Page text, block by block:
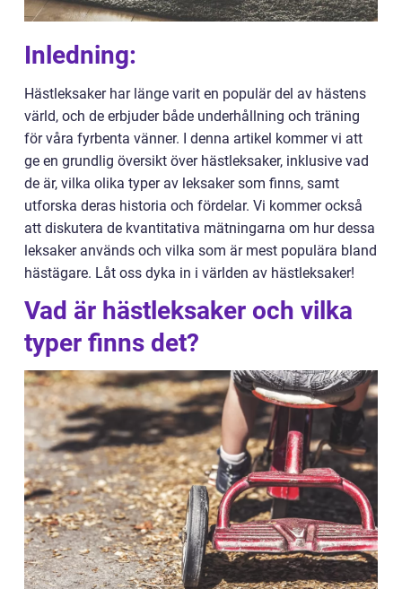
Inledning:
Hästleksaker har länge varit en populär del av hästens
värld, och de erbjuder både underhållning och träning
för våra fyrbenta vänner. I denna artikel kommer vi att
ge en grundlig översikt över hästleksaker, inklusive vad
de är, vilka olika typer av leksaker som finns, samt
utforska deras historia och fördelar. Vi kommer också
att diskutera de kvantitativa mätningarna om hur dessa
leksaker används och vilka som är mest populära bland
hästägare. Låt oss dyka in i världen av hästleksaker!
Vad är hästleksaker och vilka
typer finns det?